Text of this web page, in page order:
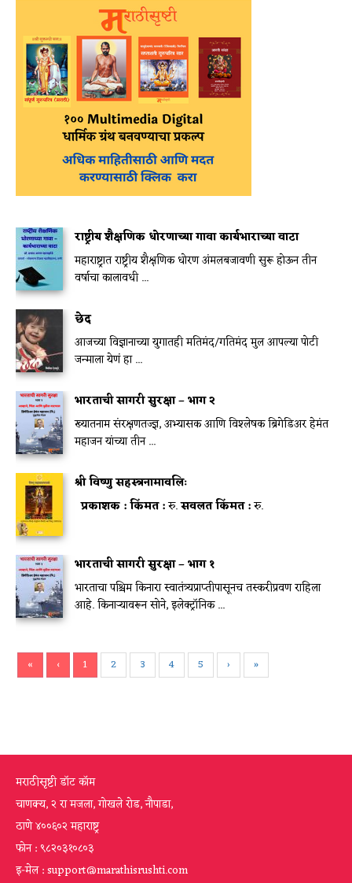
राष्ट्रीय शैक्षणिक धोरणाच्या गावा कार्यभाराच्या वाटा
महाराष्ट्रात राष्ट्रीय शैक्षणिक धोरण अंमलबजावणी सुरू होऊन तीन
वर्षाचा कालावधी ...
छेद
आजच्या विज्ञानाच्या युगातही मतिमंद/गतिमंद मुल आपल्या पोटी
जन्माला येणं हा ...
भारताची सागरी सुरक्षा – भाग २
ख्यातनाम संरक्षणतज्ज्ञ, अभ्यासक आणि विश्लेषक ब्रिगेडिअर हेमंत
महाजन यांच्या तीन ...
श्री विष्णु सहस्त्रनामावलिः
प्रकाशक :किंमत :रु.सवलत किंमत :रु.
भारताची सागरी सुरक्षा – भाग १
भारताचा पश्चिम किनारा स्वातंत्र्यप्राप्तीपासूनच तस्करीप्रवण राहिला
आहे. किनाऱ्यावरून सोने, इलेक्ट्रॉनिक ...
« ‹ 1 2 3 4 5 › »
मराठीसृष्टी डॉट कॉम
चाणक्य, २ रा मजला, गोखले रोड, नौपाडा,
ठाणे ४००६०२ महाराष्ट्र
फोन : ९८२०३१०८०३
इ-मेल : support@marathisrushti.com